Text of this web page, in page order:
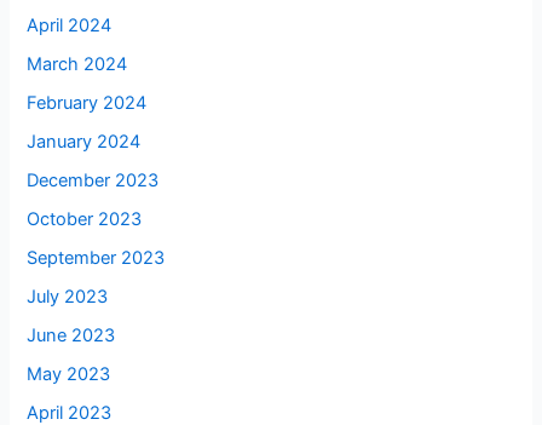
April 2024
March 2024
February 2024
January 2024
December 2023
October 2023
September 2023
July 2023
June 2023
May 2023
April 2023